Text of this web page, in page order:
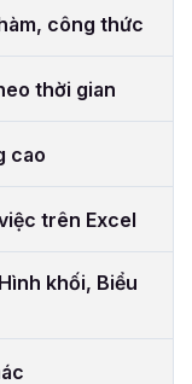
công thức
thời gian
cao
trên Excel
khối, Biểu